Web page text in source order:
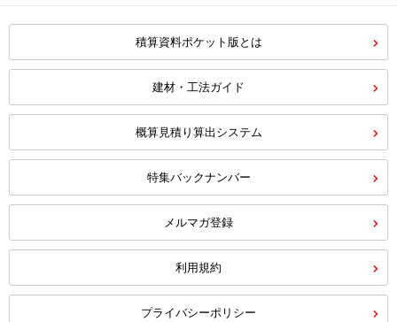
積算資料ポケット版とは
建材・工法ガイド
概算見積り算出システム
特集バックナンバー
メルマガ登録
利用規約
プライバシーポリシー